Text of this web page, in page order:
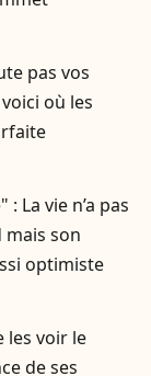
pas vos
où les
La vie n’a pas
mais son
optimiste
les voir le
de ses